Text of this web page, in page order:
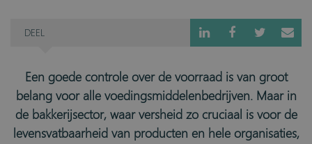
DEEL
Een goede controle over de voorraad is van groot
belang voor alle voedingsmiddelenbedrijven. Maar in
de bakkerijsector, waar versheid zo cruciaal is voor de
levensvatbaarheid van producten en hele organisaties,